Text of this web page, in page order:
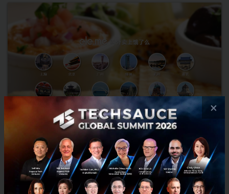
Ele.me เว็บสั่งอาหารชื่อดังของจีนได้รับเงินทุนกว่า 630 ล้าน
เหรียญ
×